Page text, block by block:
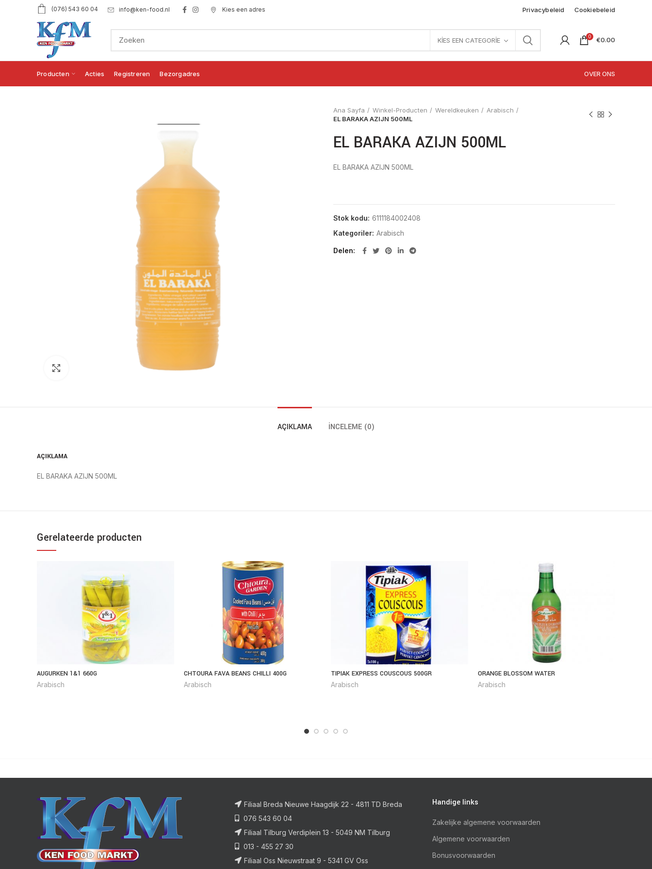
(076) 543 60 04 info@ken-food.nl Kies een adres Privacybeleid Cookiebeleid
KIES EEN CATEGORIE 0 €0.00
Producten Acties Registreren Bezorgadres OVER ONS
Ana Sayfa Winkel-Producten Wereldkeuken
Arabisch
EL BARAKA AZIJN 500ML
EL BARAKA AZIJN 500ML
EL BARAKA AZIJN 500ML
Stok kodu: 6111184002408
Kategoriler: Arabisch
Delen
AÇIKLAMA İNCELEME (0)
AÇIKLAMA
EL BARAKA AZIJN 500ML
Gerelateerde producten
AUGURKEN 1&1 660G
Arabisch
CHTOURA FAVA BEANS CHILLI 400G
Arabisch
TIPIAK EXPRESS COUSCOUS 500GR
Arabisch
ORANGE BLOSSOM WATER
Arabisch
Filiaal Breda Nieuwe Haagdijk 22 - 4811 TD Breda
076 543 60 04
Filiaal Tilburg Verdiplein 13 - 5049 NM Tilburg
013 - 455 27 30
Filiaal Oss Nieuwstraat 9 - 5341 GV Oss
Handige links
Zakelijke algemene voorwaarden
Algemene voorwaarden
Bonusvoorwaarden